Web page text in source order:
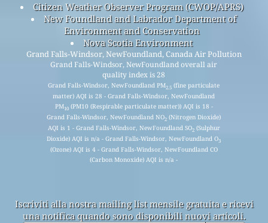
Citizen Weather Observer Program (CWOP/APRS)
New Foundland and Labrador Department of
Environment and Conservation
Nova Scotia Environment
Grand Falls-Windsor, NewFoundland, Canada Air Pollution
Grand Falls-Windsor, NewFoundland overall air
quality index is 28
Grand Falls-Windsor, NewFoundland PM2.5 (fine particulate
matter) AQI is 28 - Grand Falls-Windsor, NewFoundland
PM10(PM10 (Respirable particulate matter)) AQI is 18 -
Grand Falls-Windsor, NewFoundland NO2 (Nitrogen Dioxide)
AQI is 1 - Grand Falls-Windsor, NewFoundland SO2(Sulphur
Dioxide) AQI is n/a - Grand Falls-Windsor, NewFoundland O3
(Ozone) AQI is 4 - Grand Falls-Windsor, NewFoundland CO
(Carbon Monoxide) AQI is n/a -
Iscriviti alla nostra mailing list mensile gratuita e ricevi
una notifica quando sono disponibili nuovi articoli.